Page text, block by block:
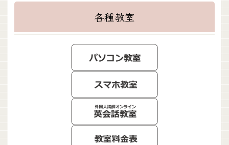
各種教室